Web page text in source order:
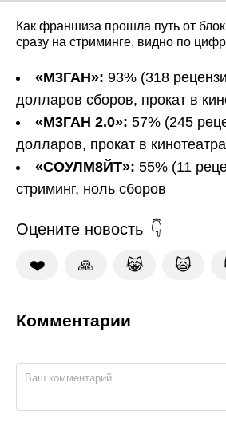
Как франшиза прошла путь от
сразу на стриминге, видно по
«М3ГАН»: 93% (318
долларов сборов, прокат в
«М3ГАН 2.0»: 57% (245
долларов, прокат в
«СОУЛМ8ЙТ»: 55% (11
стриминг, ноль сборов
Оцените новость
❤️ 🙏 😹 🙀
Комментарии